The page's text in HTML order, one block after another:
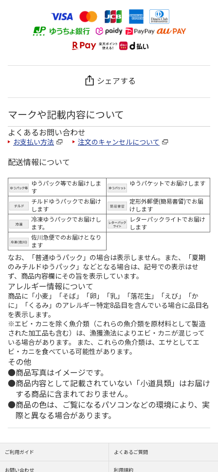
シェアする
マークや記載内容について
よくあるお問い合わせ
お支払い方法 注文のキャンセルについて
配送情報について
ゆうパック等でお届けしま
す
ゆうパケットでお届けします
チルドゆうパックでお届け
します
定形外郵便(簡易書留)でお届
けします
冷凍ゆうパックでお届けし
ます。
レターパックライトでお届け
します
佐川急便でのお届けとなり
ます
なお、「普通ゆうパック」の場合は表示しません。また、「夏期
のみチルドゆうパック」などとなる場合は、記号での表示はせ
ず、商品内容欄にその旨を表示しています。
アレルギー情報について
商品に「小麦」「そば」「卵」「乳」「落花生」「えび」「か
に」「くるみ」のアレルギー特定8品目を含んでいる場合に品目名
を表示します。
※エビ・カニを除く魚介類（これらの魚介類を原材料として製造
された加工品も含む）は、漁獲漁法によりエビ・カニが混じって
いる場合があります。 また、これらの魚介類は、エサとしてエ
ビ・カニを食べている可能性があります。
その他
商品写真はイメージです。
商品内容として記載されていない「小道具類」はお届け
する商品に含まれておりません。
商品の色は、ご覧になるパソコンなどの環境により、実
際と異なる場合があります。
ご利用ガイド よくあるご質問
お問い合わせ 利用規約